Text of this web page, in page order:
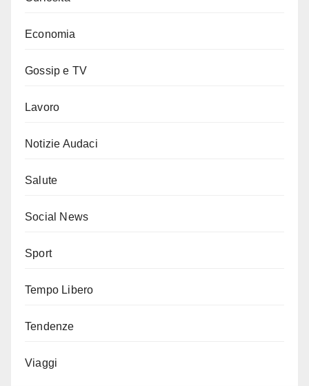
Economia
Gossip e TV
Lavoro
Notizie Audaci
Salute
Social News
Sport
Tempo Libero
Tendenze
Viaggi